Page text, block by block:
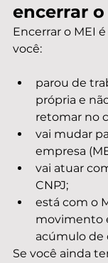
encerrar o
Encerrar o MEI
você:
parou de
própria e
retomar no
vai mudar
empresa
vai atuar
CNPJ;
está com o
movimento
acúmulo de
Se você ainda